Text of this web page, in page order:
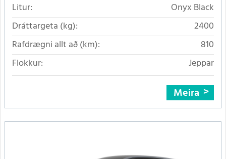
Litur:
Onyx Black
Dráttargeta (kg):
2400
Rafdrægni allt að (km):
810
Flokkur:
Jeppar
Meira